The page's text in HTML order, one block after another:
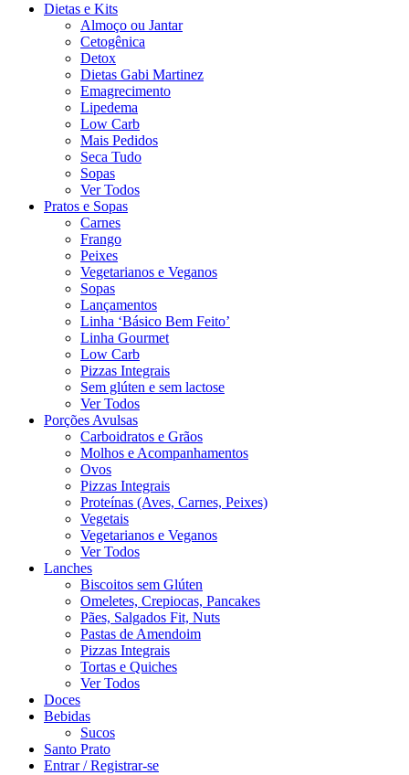
Dietas e Kits
Almoço ou Jantar
Cetogênica
Detox
Dietas Gabi Martinez
Emagrecimento
Lipedema
Low Carb
Mais Pedidos
Seca Tudo
Sopas
Ver Todos
Pratos e Sopas
Carnes
Frango
Peixes
Vegetarianos e Veganos
Sopas
Lançamentos
Linha ‘Básico Bem Feito’
Linha Gourmet
Low Carb
Pizzas Integrais
Sem glúten e sem lactose
Ver Todos
Porções Avulsas
Carboidratos e Grãos
Molhos e Acompanhamentos
Ovos
Pizzas Integrais
Proteínas (Aves, Carnes, Peixes)
Vegetais
Vegetarianos e Veganos
Ver Todos
Lanches
Biscoitos sem Glúten
Omeletes, Crepiocas, Pancakes
Pães, Salgados Fit, Nuts
Pastas de Amendoim
Pizzas Integrais
Tortas e Quiches
Ver Todos
Doces
Bebidas
Sucos
Santo Prato
Entrar / Registrar-se